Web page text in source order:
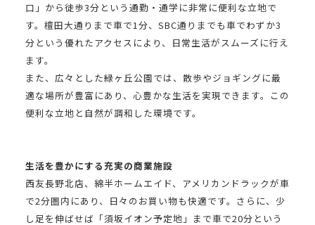
口」から徒歩3分という通勤・通学に非常に便利な立地で
す。檀田大通りまで車で1分、 SBC通りまでも車でわずか3
分という優れたアクセスにより、日常生活がスムーズに行え
ます。
また、広々とした緑ヶ丘公園では、散歩やジョギングに最
適な場所が豊富にあり、心豊かな生活を実現できます。この
便利な立地と自然が調和した環境です。
生活を豊かにする充実の商業施設
西友長野北店、綿半ホームエイド、アメリカンドラックが車
で2分圏内にあり、日々のお買い物も快適です。さらに、少
し足を伸ばせば「須坂イオン予定地」まで車で20分という